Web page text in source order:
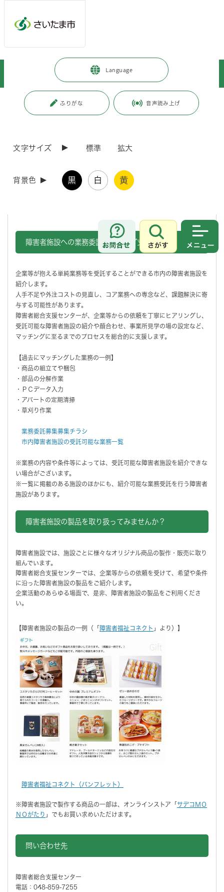
Language
ふりがな 音声読み上げ
文字サイズ 標準 拡大
背景色 黒 白 黄
お問合せ
さがす
健康・医療・福祉 > 福祉・介護 お知らせ
企業と市内の障害者施設をつなぐ取組みを行っています
更新日付：2026年5月25日 / ページ番号：C097354
ッチング支援や、障害者施設が販売・製作するギフト商品・販促品の手
配など、企業等と市内の障害者施設をつなぐ取組みを行っています。
障害者施設の業務受託費や商品の売上げは、障害のある方の工賃（給
障害者施設への業務委託マッチング支援
企業等が抱える単純業務等を受託することができる市内の障害者施設を
紹介します。
人手不足や外注コストの見直し、コア業務への専念など、課題解決に寄
与する可能性があります。
障害者総合支援センターが、企業等からの依頼を丁寧にヒアリングし、
受託可能な障害者施設の紹介や顔合わせ、事業所見学の場の設定など、
マッチングに至るまでのプロセスを総合的に支援します。
【過去にマッチングした業務の一例】
・商品の組立てや梱包
・部品の分解作業
・ＰＣデータ入力
・アパートの定期清掃
・草刈り作業
業務委託募集募集チラシ
市内障害者施設の受託可能な業務一覧
※業務の内容や条件等によっては、受託可能な障害者施設を紹介できな
い場合がございます。
※一覧に掲載のある施設のほかにも、紹介可能な業務受託を行う障害者
施設があります。
障害者施設の製品を取り扱ってみませんか？
障害者施設では、施設ごとに様々なオリジナル商品の製作・販売に取り
組んでいます。
障害者総合支援センターでは、企業等からの依頼を受けて、希望や条件
に沿った障害者施設の製品をご紹介します。
企業活動のあらゆる場面で、是非、障害者施設の製品をご利用くださ
い。
【障害者施設の製品の一例（「 障害者福祉コネクト 」より）】
障害者福祉コネクト（パンフレット）
※障害者施設で製作する商品の一部は、オンラインストア「 サデコＭＯ
ＮＯがたり 」でもお買い求めいただけます。
問い合わせ先
障害者総合支援センター
電話：048-859-7255